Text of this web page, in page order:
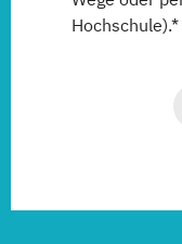
Hochschule).*